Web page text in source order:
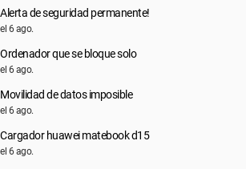
Alerta de seguridad permanente!
el 6 ago.
Ordenador que se bloque solo
el 6 ago.
Movilidad de datos imposible
el 6 ago.
Cargador huawei matebook d15
el 6 ago.